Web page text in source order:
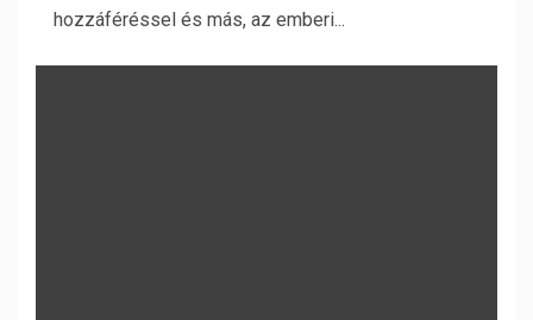
hozzáféréssel és más, az emberi...